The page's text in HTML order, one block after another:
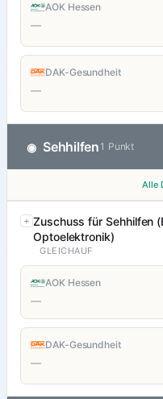
AOK Hessen
—
DAK-Gesundheit
—
◉ Sehhilfen 1 Punkt
Alle
Zuschuss für Sehhilfen
Optoelektronik)
GLEICHAUF
AOK Hessen
—
DAK-Gesundheit
—